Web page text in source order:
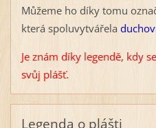
Můžeme ho díky tomu
která spoluvytvářela
Je znám díky legendě, kdy
svůj plášť.
Legenda o plášti